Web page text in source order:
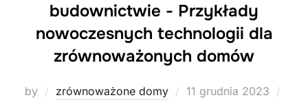
budownictwie - Przykłady
nowoczesnych technologii dla
zrównoważonych domów
by zrównoważone domy
Posted
11 grudnia 2023